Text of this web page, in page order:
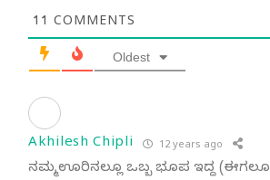
11 COMMENTS
Oldest
Akhilesh Chipli 12 years ago
ನಮ್ಮ ಊರಿನಲ್ಲೂ ಒಬ್ಬ ಭೂಪ ಇದ್ದ (ಈಗಲೂ